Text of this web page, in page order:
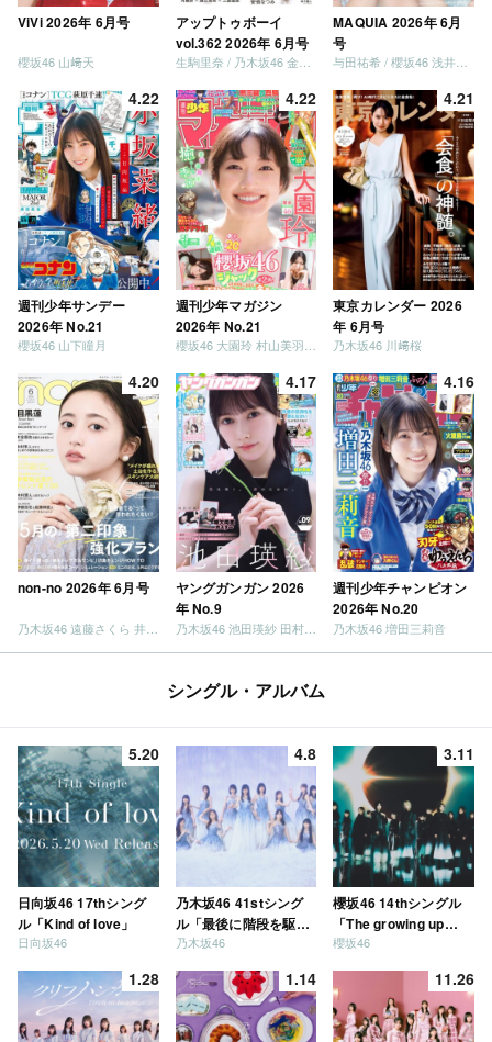
ViVi 2026年 6月号
櫻坂46 山﨑天
アップトゥボーイ
vol.362 2026年 6月号
生駒里奈 / 乃木坂46 金川紗耶 森平麗心
MAQUIA 2026年 6月
号
与田祐希 / 櫻坂46 浅井恋乃未
4.22
週刊少年サンデー
2026年 No.21
櫻坂46 山下瞳月
4.22
週刊少年マガジン
2026年 No.21
4.21
東京カレンダー 2026
年 6月号
乃木坂46 川﨑桜
4.20
non-no 2026年 6月号
4.17
ヤングガンガン 2026
年 No.9
乃木坂46 池田瑛紗 田村真佑
4.16
週刊少年チャンピオン
2026年 No.20
乃木坂46 増田三莉音
シングル・アルバム
5.20
日向坂46 17thシング
ル「Kind of love」
日向坂46
4.8
乃木坂46 41stシング
ル「最後に階段を駆け
上がったのはいつ
乃木坂46
3.11
櫻坂46 14thシングル
「The growing up
train」
櫻坂46
1.28 1.14 11.26